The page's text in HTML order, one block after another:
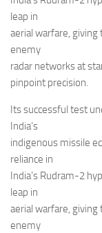
leap in
aerial warfare,
enemy
radar networks at
pinpoint precision.
Its successful test
India’s
indigenous missile
reliance in
India’s Rudram-2
leap in
aerial warfare,
enemy